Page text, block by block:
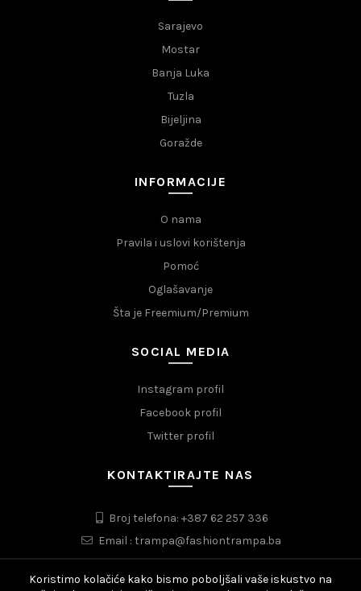
Sarajevo
Mostar
Banja Luka
Tuzla
Bijeljina
Goražde
INFORMACIJE
O nama
Pravila i uslovi korištenja
Pomoć
Oglašavanje
Šta je Freemium/Premium
SOCIAL MEDIA
Instagram profil
Facebook profil
Twitter profil
KONTAKTIRAJTE NAS
Broj telefona: +387 62 257 336
Email : trampa@fashiontrampa.ba
Koristimo kolačiće kako bismo poboljšali vaše iskustvo na